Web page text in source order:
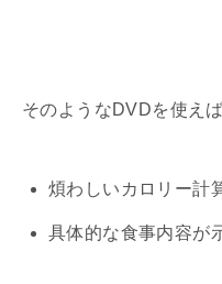
そのようなDVDを使えば
煩わしいカロリー計
具体的な食事内容が